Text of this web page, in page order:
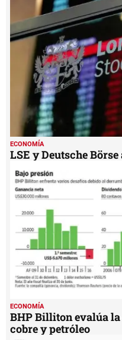
ECONOMÍA
LSE y Deutsche
ECONOMÍA
BHP Billiton evalúa
cobre y petróleo